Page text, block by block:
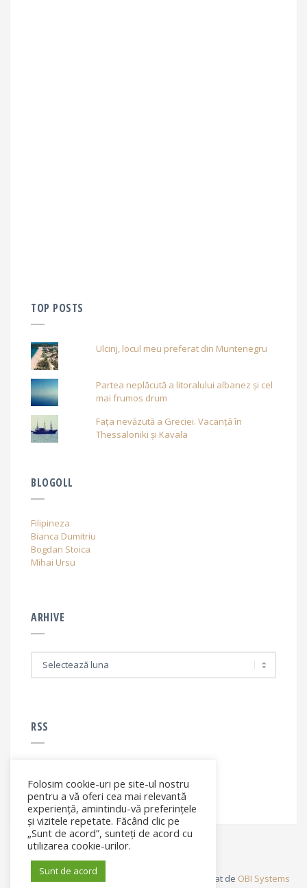
TOP POSTS
Ulcinj, locul meu preferat din Muntenegru
Partea neplăcută a litoralului albanez și cel
mai frumos drum
Fața nevăzută a Greciei. Vacanță în
Thessaloniki și Kavala
BLOGOLL
Filipineza
Bianca Dumitriu
Bogdan Stoica
Mihai Ursu
ARHIVE
RSS
RSS - articole
© Elena Filip. All rights reserved ® - Site dezvoltat de OBI Systems
Folosim cookie-uri pe site-ul nostru
pentru a vă oferi cea mai relevantă
experiență, amintindu-vă preferințele
și vizitele repetate. Făcând clic pe
„Sunt de acord”, sunteți de acord cu
utilizarea cookie-urilor.
Sunt de acord